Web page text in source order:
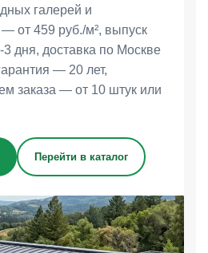
галерей и
от 459 руб./м², выпуск
3 дня, доставка по Москве
— 20 лет,
заказа — от 10 штук или
Перейти в каталог